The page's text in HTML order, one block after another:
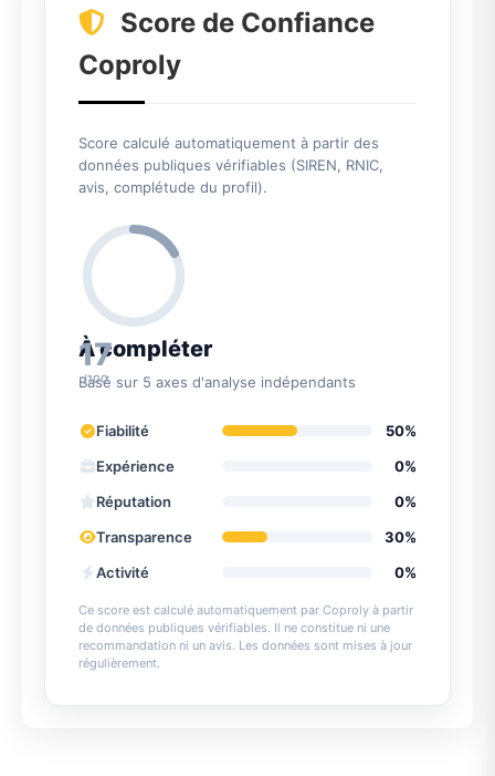
Score de Confiance
Coproly
Score calculé automatiquement à partir des
données publiques vérifiables (SIREN, RNIC,
avis, complétude du profil).
17
/100
À compléter
Basé sur 5 axes d'analyse indépendants
Fiabilité
50%
Expérience
0%
Réputation
0%
Transparence
30%
Activité
0%
Ce score est calculé automatiquement par Coproly à partir
de données publiques vérifiables. Il ne constitue ni une
recommandation ni un avis. Les données sont mises à jour
régulièrement.